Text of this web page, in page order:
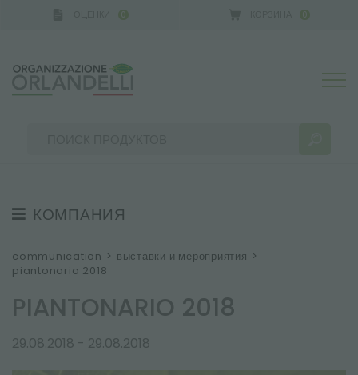
0 0
БОЛЬШЕ РЕЗУЛЬТАТОВ ДЛЯ ВАС:
КОМПАНИЯ
КОМАНДА
УСТОЙЧИВОЕ РАЗВИТИЕ
ВЫСТАВКИ И МЕРОПРИЯТИЯ
communication > выставки и мероприятия >
piantonario 2018
PIANTONARIO 2018
29.08.2018 - 29.08.2018